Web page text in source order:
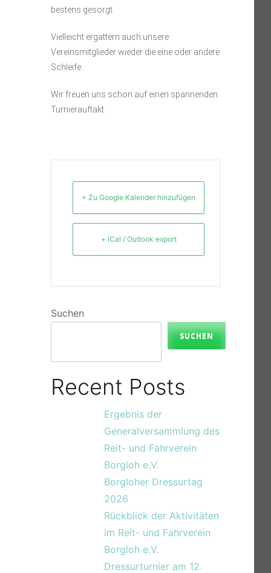
bestens gesorgt.
Vielleicht ergattern auch unsere
Vereinsmitglieder wieder die eine oder andere
Schleife.
Wir freuen uns schon auf einen spannenden
Turnierauftakt.
+ Zu Google Kalender hinzufügen
+ iCal / Outlook export
Suchen
SUCHEN
Recent Posts
Ergebnis der
Generalversammlung des
Reit- und Fahrverein
Borgloh e.V.
Borgloher Dressurtag
2026
Rückblick der Aktivitäten
im Reit- und Fahrverein
Borgloh e.V.
Dressurturnier am 12.